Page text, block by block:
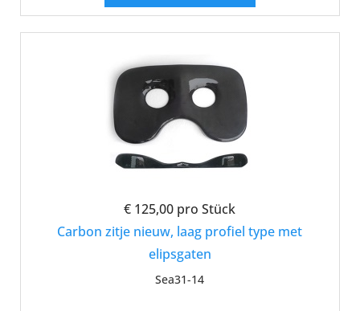
€ 125,00 pro Stück
Carbon zitje nieuw, laag profiel type met
elipsgaten
Sea31-14